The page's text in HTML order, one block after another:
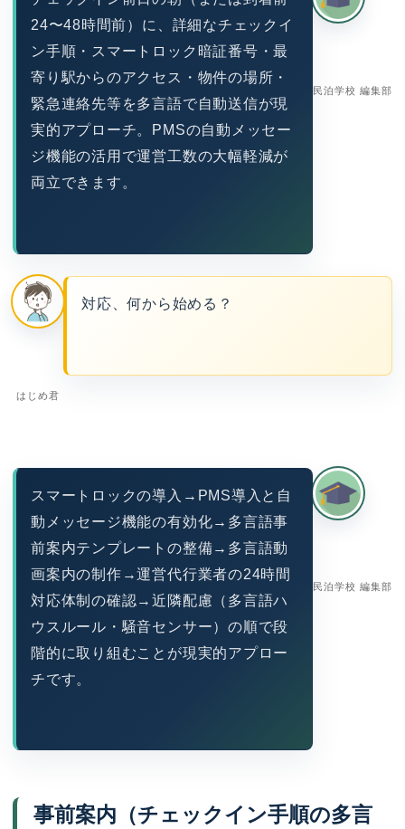
民泊学校 編集部
24〜48時間前）に、詳細なチェックイ
ン手順・スマートロック暗証番号・最
寄り駅からのアクセス・物件の場所・
緊急連絡先等を多言語で自動送信が現
実的アプローチ。PMSの自動メッセー
ジ機能の活用で運営工数の大幅軽減が
両立できます。
はじめ君
対応、何から始める？
民泊学校 編集部
スマートロックの導入→PMS導入と自
動メッセージ機能の有効化→多言語事
前案内テンプレートの整備→多言語動
画案内の制作→運営代行業者の24時間
対応体制の確認→近隣配慮（多言語ハ
ウスルール・騒音センサー）の順で段
階的に取り組むことが現実的アプロー
チです。
事前案内（チェックイン手順の多言